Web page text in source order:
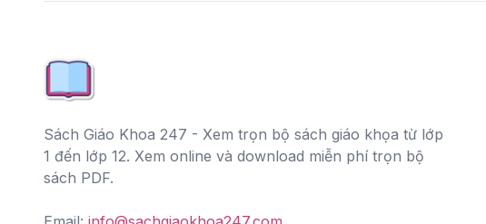
Sách Giáo Khoa 247 - Xem trọn bộ sách giáo khọa từ lớp
1 đến lớp 12. Xem online và download miễn phí trọn bộ
sách PDF.